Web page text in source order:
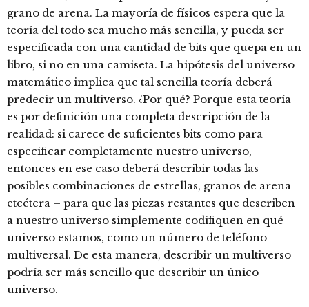
grano de arena. La mayoría de físicos espera que la
teoría del todo sea mucho más sencilla, y pueda ser
especificada con una cantidad de bits que quepa en un
libro, si no en una camiseta. La hipótesis del universo
matemático implica que tal sencilla teoría deberá
predecir un multiverso. ¿Por qué? Porque esta teoría
es por definición una completa descripción de la
realidad: si carece de suficientes bits como para
especificar completamente nuestro universo,
entonces en ese caso deberá describir todas las
posibles combinaciones de estrellas, granos de arena
etcétera – para que las piezas restantes que describen
a nuestro universo simplemente codifiquen en qué
universo estamos, como un número de teléfono
multiversal. De esta manera, describir un multiverso
podría ser más sencillo que describir un único
universo.